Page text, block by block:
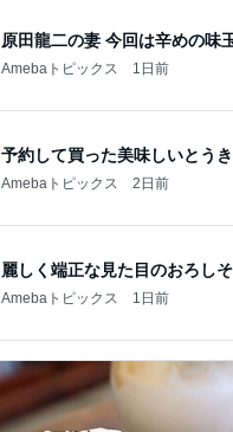
原田龍二の妻 今回は辛めの味
Amebaトピックス 1日前
予約して買った美味しいとう
Amebaトピックス 2日前
麗しく端正な見た目のおろし
Amebaトピックス 1日前